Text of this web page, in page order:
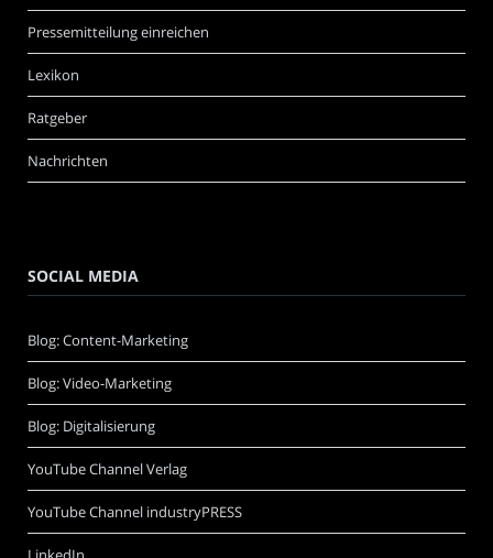
Pressemitteilung einreichen
Lexikon
Ratgeber
Nachrichten
SOCIAL MEDIA
Blog: Content-Marketing
Blog: Video-Marketing
Blog: Digitalisierung
YouTube Channel Verlag
YouTube Channel industryPRESS